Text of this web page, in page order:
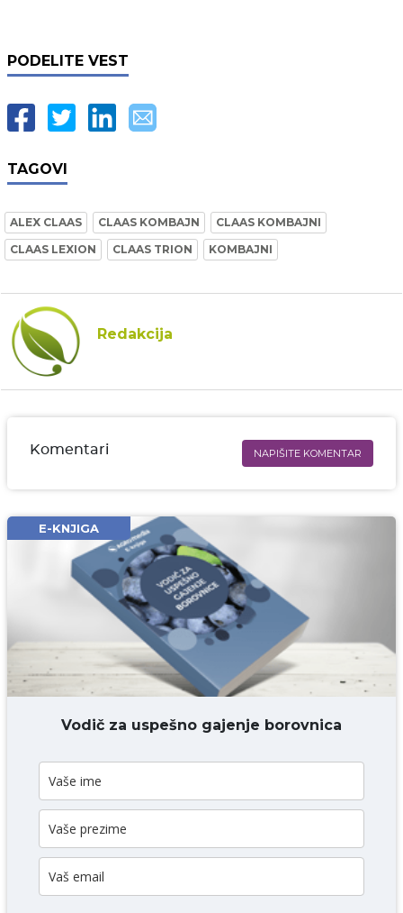
PODELITE VEST
TAGOVI
ALEX CLAAS CLAAS KOMBAJN
CLAAS KOMBAJNI
CLAAS LEXION
CLAAS TRION KOMBAJNI
Redakcija
Komentari NAPIŠITE KOMENTAR
Email* obavezno
Komentar* obavezno
DODAJ KOMENTAR
E-KNJIGA
Vodič za uspešno gajenje borovnica